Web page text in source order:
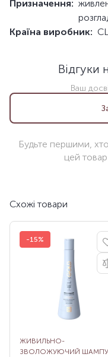
Призначення:
Країна виробник:
Відгуки
Ваш
Будьте першими,
цей
Схожі товари
-15%
ЖИВИЛЬНО-
ЗВОЛОЖУЮЧИЙ